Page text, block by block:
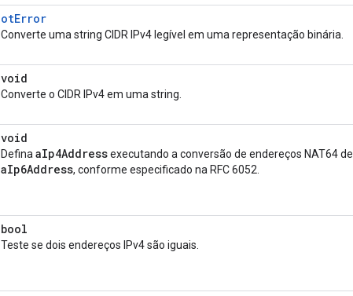
otError
Converte uma string CIDR IPv4 legível em uma representação binária.
void
Converte o CIDR IPv4 em uma string.
void
Defina aIp4Addressexecutando a conversão de endereços NAT64 de
aIp6Address, conforme especificado na RFC 6052.
bool
Teste se dois endereços IPv4 são iguais.